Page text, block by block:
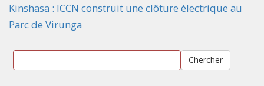
Kinshasa : ICCN construit une clôture électrique au
Parc de Virunga
Chercher